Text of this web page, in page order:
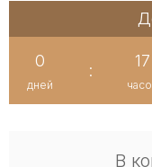
0
дней
:
17
В